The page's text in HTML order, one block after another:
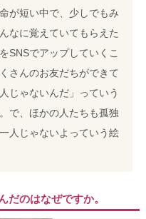
が短い中で、少しでもみ
なに覚えていてもらえた
SNSでアップしていくこ
さんのお友だちができて
じゃないんだ」っていう
で、ほかの人たちも孤独
人じゃないよっていう絵
だのはなぜですか。